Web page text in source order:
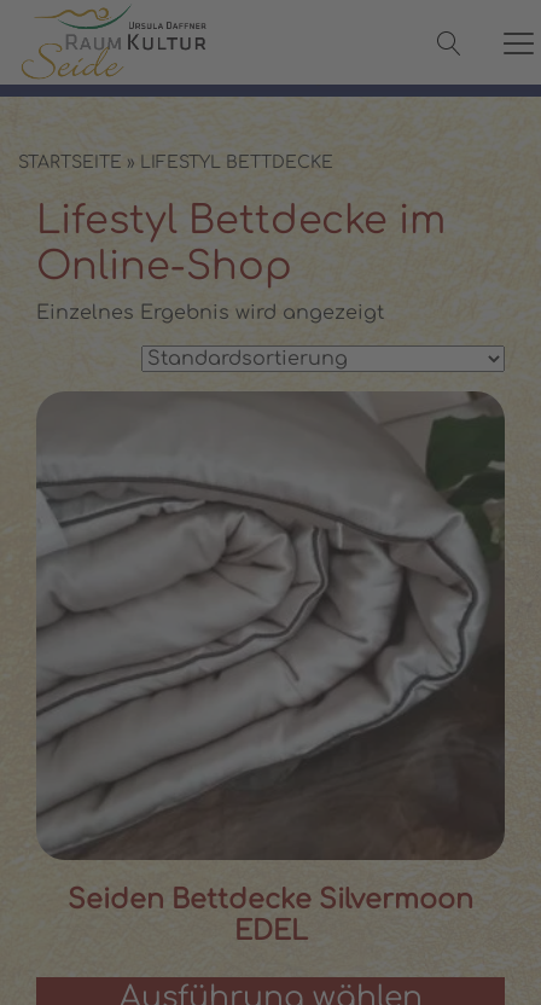
✓ 100 % Maulbeerseide
✓ Versand in 2–3 Werktagen
✓ Persönliche Beratung:
STARTSEITE » LIFESTYL BETTDECKE
Lifestyl Bettdecke im
Online-Shop
Einzelnes Ergebnis wird angezeigt
Seiden Bettdecke Silvermoon
EDEL
Ausführung wählen